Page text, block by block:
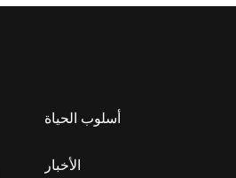
أسلوب الحياة
الأخبار